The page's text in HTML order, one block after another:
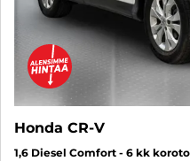
Honda CR-V
1,6 Diesel Comfort - 6 kk